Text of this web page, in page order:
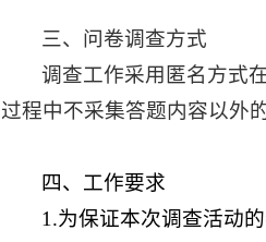
三、问卷调查方式
调查工作采用匿名方式
过程中不采集答题内容以外
四、工作要求
1.为保证本次调查活动